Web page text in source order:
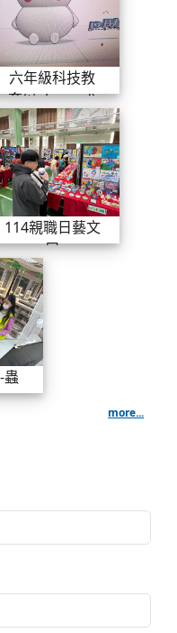
六年級科技教
育(tinkercad)
家有約_童心大風吹_林
114親職
114親職日藝文
展
114昆蟲展-蟲聚
蟲
more...